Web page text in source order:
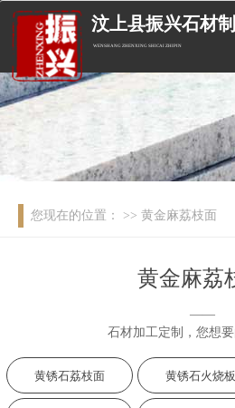
汶上县振兴石材
WENSHANG ZHENXING SHICAI ZHIPIN
您现在的位置： >> 黄金麻荔枝面
黄金麻荔
——
石材加工定制，您想
黄锈石荔枝面 黄锈石火烧板